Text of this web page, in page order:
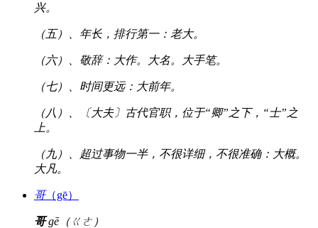
兴。
（五）、年长，排行第一：老大。
（六）、敬辞：大作。大名。大手笔。
（七）、时间更远：大前年。
（八）、〔大夫〕古代官职，位于“卿”之下，“士”之
上。
（九）、超过事物一半，不很详细，不很准确：大概。
大凡。
哥（gē）
哥gē（ㄍㄜ）